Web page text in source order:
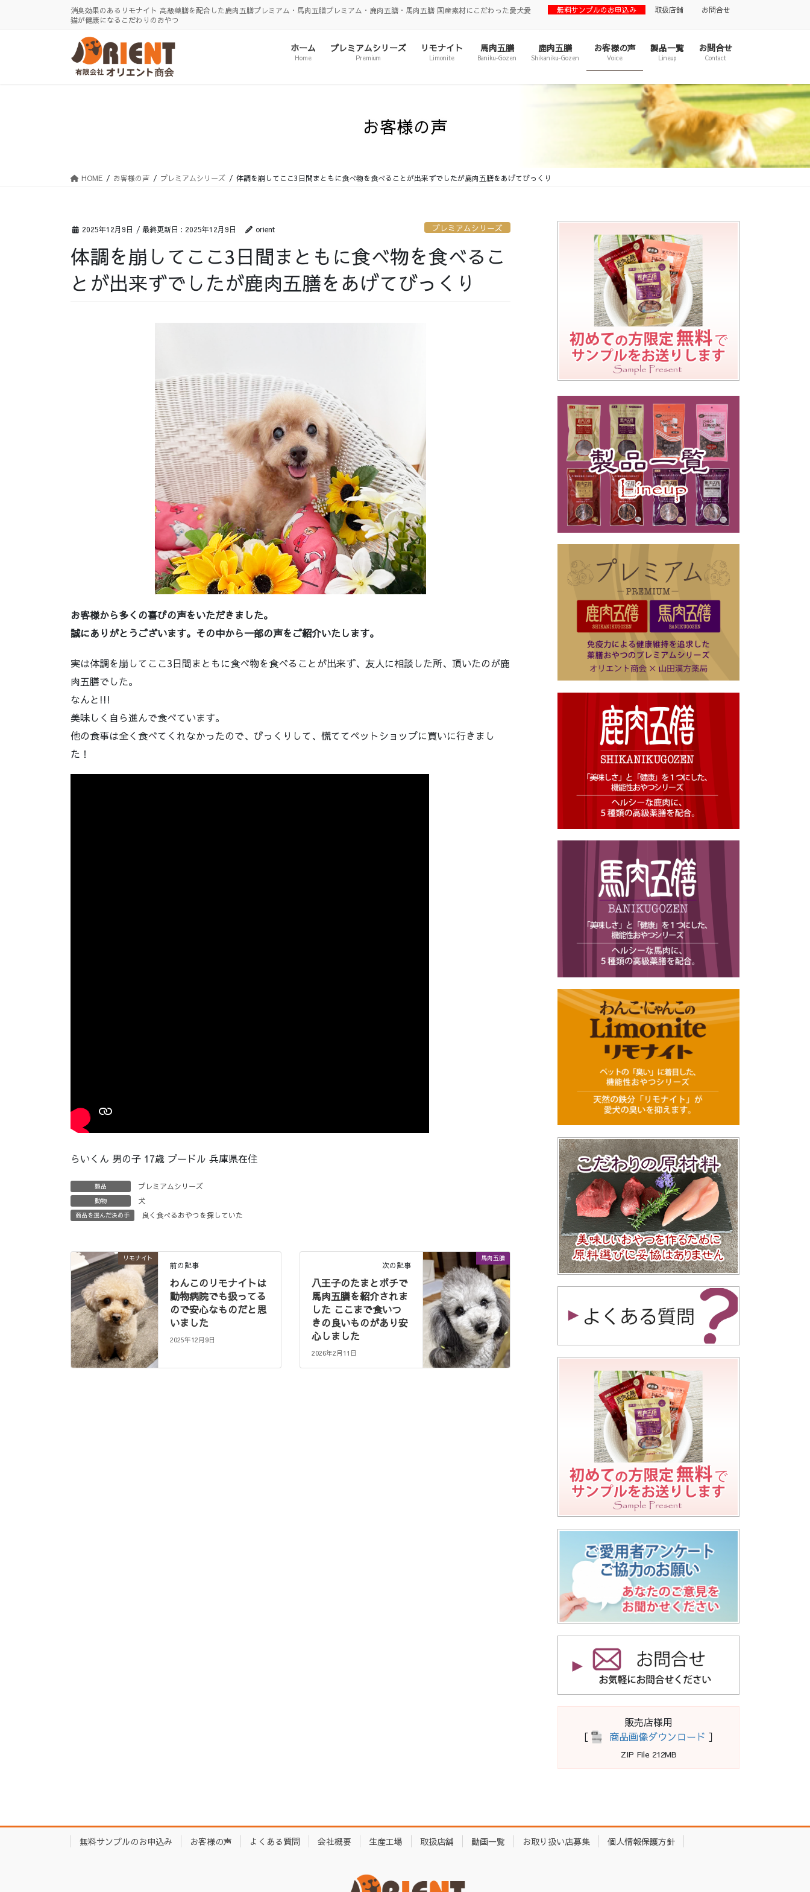
消臭効果のあるリモナイト 高級薬膳を配合した鹿肉五膳プレミアム・馬肉五膳プレミアム・鹿肉五膳・馬肉五膳 国産素材にこだわった愛犬愛
猫が健康になるこだわりのおやつ
無料サンプルのお申込み 取扱店舗 お問合せ
ホーム
Home
プレミアムシリーズ
Premium
リモナイト
Limonite
馬肉五膳
Baniku-Gozen
鹿肉五膳
Shikaniku-Gozen
お客様の声
Voice
製品一覧
Lineup
お問合せ
Contact
お客様の声
HOME お客様の声 プレミアムシリーズ 体調を崩してここ3日間まともに食べ物を食べることが出来ずでしたが鹿肉五膳をあげてびっくり
2025年12月9日 / 最終更新日 : 2025年12月9日 orient プレミアムシリーズ
体調を崩してここ3日間まともに食べ物を食べるこ
とが出来ずでしたが鹿肉五膳をあげてびっくり
お客様から多くの喜びの声をいただきました。
誠にありがとうございます。その中から一部の声をご紹介いたします。
実は体調を崩してここ3日間まともに食べ物を食べることが出来ず、友人に相談した所、頂いたのが鹿
肉五膳でした。
なんと!!!
美味しく自ら進んで食べています。
他の食事は全く食べてくれなかったので、びっくりして、慌ててペットショップに買いに行きまし
た！
らいくん 男の子 17歳 プードル 兵庫県在住
製品 プレミアムシリーズ
動物 犬
商品を選んだ決め手 良く食べるおやつを探していた
リモナイト
前の記事
わんこのリモナイトは
動物病院でも扱ってる
ので安心なものだと思
いました
2025年12月9日
馬肉五膳
次の記事
八王子のたまとポチで
馬肉五膳を紹介されま
した ここまで食いつ
きの良いものがあり安
心しました
2026年2月11日
販売店様用
［
商品画像ダウンロード ］
ZIP File 212MB
無料サンプルのお申込み お客様の声 よくある質問 会社概要 生産工場 取扱店舗 動画一覧 お取り扱い店募集 個人情報保護方針